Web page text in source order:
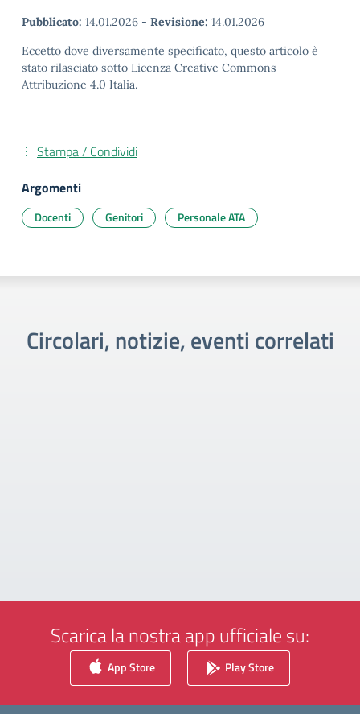
Pubblicato: 14.01.2026 - Revisione: 14.01.2026
Eccetto dove diversamente specificato, questo articolo è
stato rilasciato sotto Licenza Creative Commons
Attribuzione 4.0 Italia.
Stampa / Condividi
Argomenti
Docenti Genitori Personale ATA
Circolari, notizie, eventi correlati
Scarica la nostra app ufficiale su:
App Store Play Store